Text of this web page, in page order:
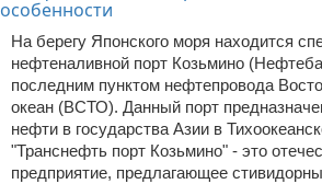
На берегу Японского моря находится
нефтеналивной порт Козьмино
последним пунктом нефтепровода
океан (ВСТО). Данный порт
нефти в государства Азии в
"Транснефть порт Козьмино" - это
предприятие, предлагающее